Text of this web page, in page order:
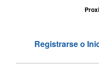
Registrarse o